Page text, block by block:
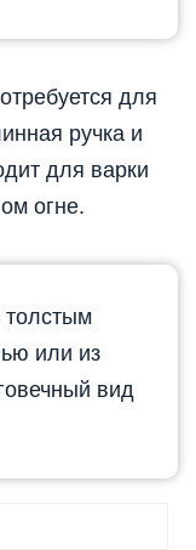
для
ручка и
для варки
огне.
толстым
или из
вид